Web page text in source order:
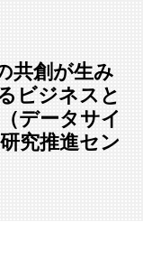
共創が生み
ビジネスと
データサイ
究推進セン